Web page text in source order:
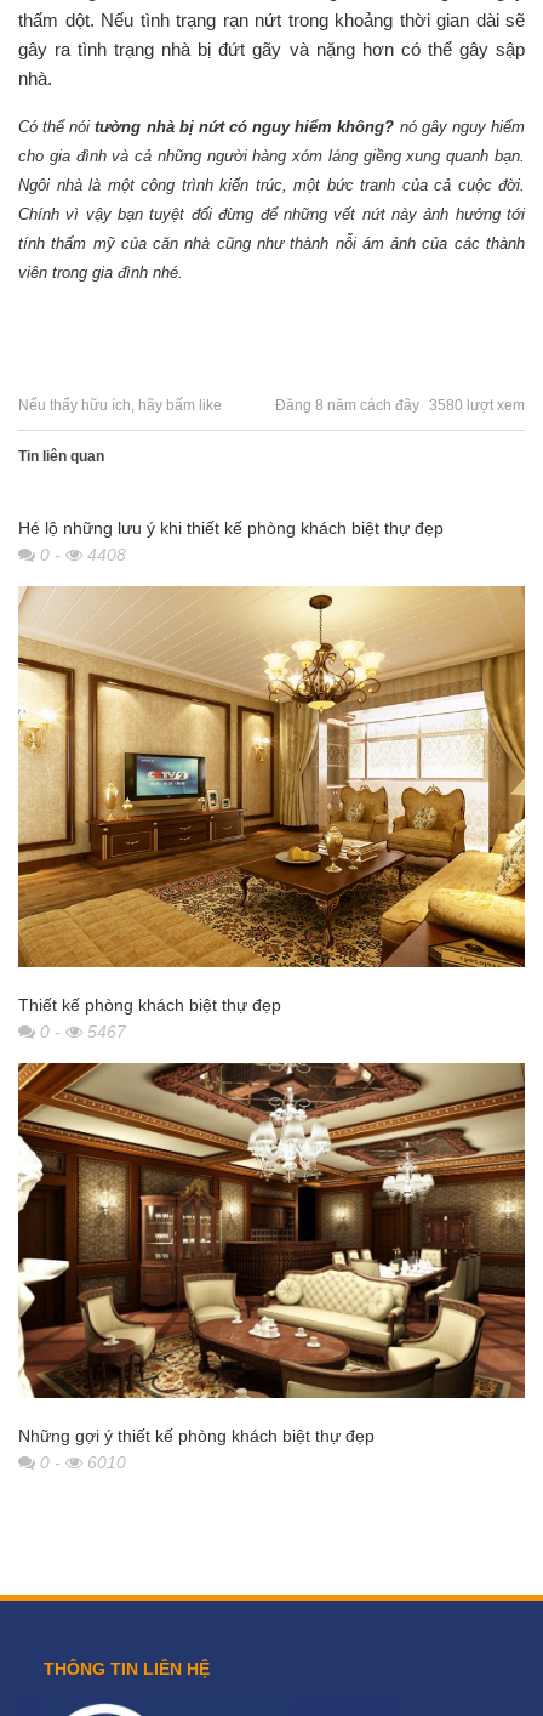
thấm dột. Nếu tình trạng rạn nứt trong khoảng thời gian dài sẽ
gây ra tình trạng nhà bị đứt gãy và nặng hơn có thể gây sập
nhà.
Có thể nóitường nhà bị nứt có nguy hiểm không? nó gây nguy hiểm
cho gia đình và cả những người hàng xóm láng giềng xung quanh bạn.
Ngôi nhà là một công trình kiến trúc, một bức tranh của cả cuộc đời.
Chính vì vậy bạn tuyệt đối đừng để những vết nứt này ảnh hưởng tới
tính thẩm mỹ của căn nhà cũng như thành nỗi ám ảnh của các thành
viên trong gia đình nhé.
Nếu thấy hữu ích, hãy bấm like Đăng 8 năm cách đây 3580 lượt xem
Tin liên quan
Hé lộ những lưu ý khi thiết kế phòng khách biệt thự đẹp
0 - 4408
Thiết kế phòng khách biệt thự đẹp
0 - 5467
Những gợi ý thiết kế phòng khách biệt thự đẹp
0 - 6010
THÔNG TIN LIÊN HỆ